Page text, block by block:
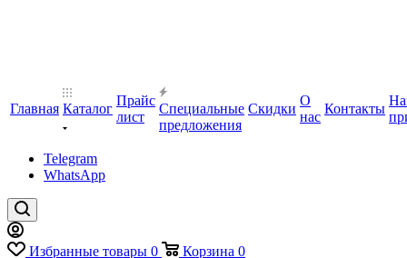
Главная Каталог
Прайс
лист
Специальные
предложения
Скидки
О
нас
Контакты
Telegram
WhatsApp
Избранные товары 0 Корзина 0